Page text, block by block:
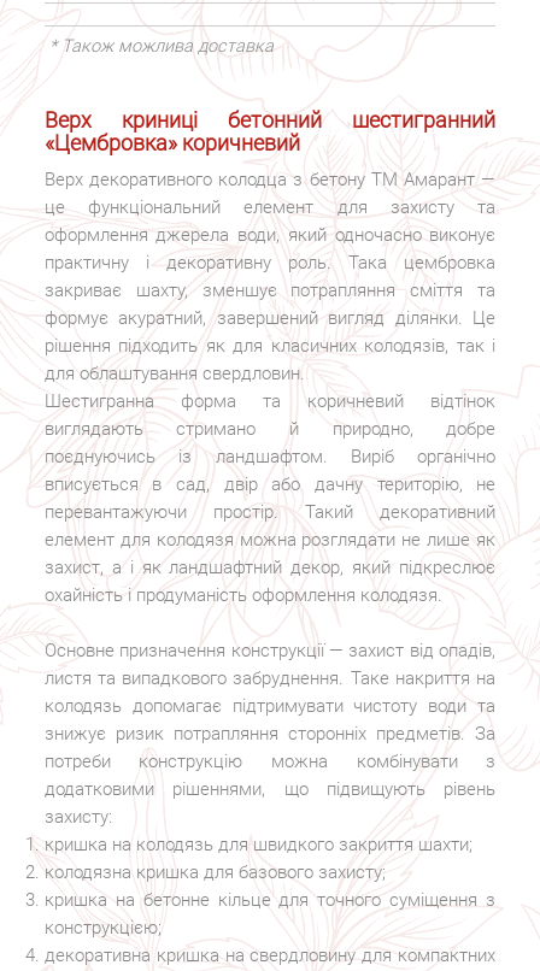
* Також можлива доставка
Верх криниці бетонний шестигранний
«Цембровка» коричневий
Верх декоративного колодца з бетону ТМ Амарант —
це функціональний елемент для захисту та
оформлення джерела води, який одночасно виконує
практичну і декоративну роль. Така цембровка
закриває шахту, зменшує потрапляння сміття та
формує акуратний, завершений вигляд ділянки. Це
рішення підходить як для класичних колодязів, так і
для облаштування свердловин.
Шестигранна форма та коричневий відтінок
виглядають стримано й природно, добре
поєднуючись із ландшафтом. Виріб органічно
вписується в сад, двір або дачну територію, не
перевантажуючи простір. Такий декоративний
елемент для колодязя можна розглядати не лише як
захист, а і як ландшафтний декор, який підкреслює
охайність і продуманість оформлення колодязя.
Основне призначення конструкції — захист від опадів,
листя та випадкового забруднення. Таке накриття на
колодязь допомагає підтримувати чистоту води та
знижує ризик потрапляння сторонніх предметів. За
потреби конструкцію можна комбінувати з
додатковими рішеннями, що підвищують рівень
захисту:
кришка на колодязь для швидкого закриття шахти;
колодязна кришка для базового захисту;
кришка на бетонне кільце для точного суміщення з
конструкцією;
декоративна кришка на свердловину для компактних